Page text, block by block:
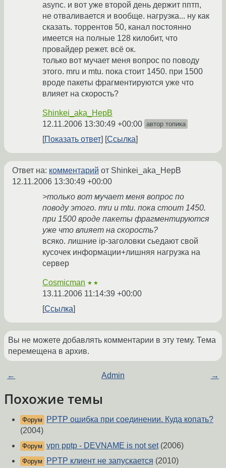
async. и вот уже второй день держит пптп,
не отваливается и вообще. нагрузка... ну как
сказать. торрентов 50, канал постоянно
имеется на полные 128 килобит, что
провайдер режет. всё ок.
только вот мучает меня вопрос по поводу
этого. mru и mtu. пока стоит 1450. при 1500
вроде пакеты фрагментируются уже что
влияет на скорость?
Shinkei_aka_HepB
12.11.2006 13:30:49 +00:00 автор топика
Показать ответ Ссылка
Ответ на: комментарий от Shinkei_aka_HepB
12.11.2006 13:30:49 +00:00
>только вот мучает меня вопрос по
поводу этого. mru и mtu. пока стоит 1450.
при 1500 вроде пакеты фрагментируются
уже что влияет на скорость?
всяко. лишние ip-заголовки сьедают свой
кусочек информации+лишняя нагрузка на
сервер
Cosmicman ★★
13.11.2006 11:14:39 +00:00
Ссылка
Вы не можете добавлять комментарии в эту тему. Тема
перемещена в архив.
← Admin →
Похожие темы
Форум
PPTP ошибка при соединении. Куда копать?
(2004)
Форум vpn pptp - DEVNAME is not set(2006)
Форум PPTP клиент не запускается (2010)